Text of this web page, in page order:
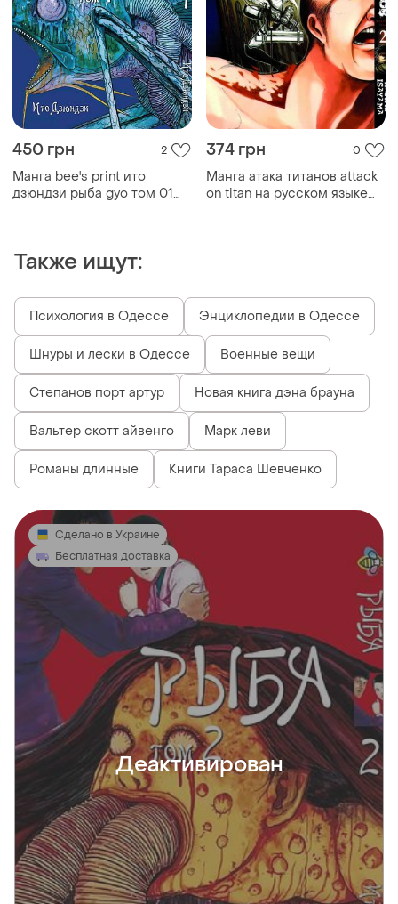
450 грн 2
Манга bee's print ито
дзюндзи рыба gyo том 01
374 грн 0
Манга атака титанов attack
on titan на русском языке
Также ищут:
Психология в Одессе Энциклопедии в Одессе
Шнуры и лески в Одессе Военные вещи
Степанов порт артур Новая книга дэна брауна
Вальтер скотт айвенго Марк леви
Романы длинные Книги Тараса Шевченко
Сделано в Украине
Бесплатная доставка
Деактивирован